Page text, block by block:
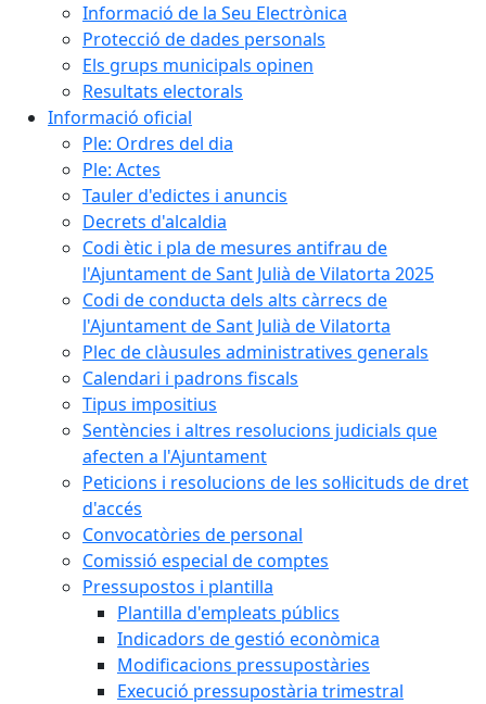
Informació de la Seu Electrònica
Protecció de dades personals
Els grups municipals opinen
Resultats electorals
Informació oficial
Ple: Ordres del dia
Ple: Actes
Tauler d'edictes i anuncis
Decrets d'alcaldia
Codi ètic i pla de mesures antifrau de
l'Ajuntament de Sant Julià de Vilatorta 2025
Codi de conducta dels alts càrrecs de
l'Ajuntament de Sant Julià de Vilatorta
Plec de clàusules administratives generals
Calendari i padrons fiscals
Tipus impositius
Sentències i altres resolucions judicials que
afecten a l'Ajuntament
Peticions i resolucions de les sol·licituds de dret
d'accés
Convocatòries de personal
Comissió especial de comptes
Pressupostos i plantilla
Plantilla d'empleats públics
Indicadors de gestió econòmica
Modificacions pressupostàries
Execució pressupostària trimestral